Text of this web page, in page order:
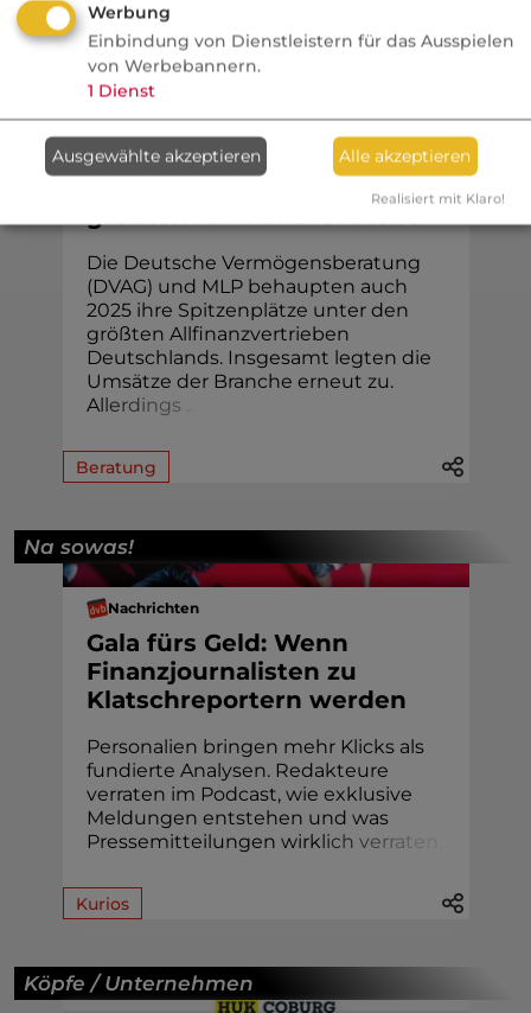
Vertrieb
Versicherungsbote
DVAG und MLP bleiben die
Die Deutsche Vermögensberatung
(DVAG) und MLP behaupten auch
2025 ihre Spitzenplätze unter den
größten Allfinanzvertrieben
Deutschlands. Insgesamt legten die
Umsätze der Branche erneut zu.
Allerdings
Beratung
Na sowas!
Nachrichten
Gala fürs Geld: Wenn
Finanzjournalisten zu
Klatschreportern werden
Personalien bringen mehr Klicks als
fundierte Analysen. Redakteure
verraten im Podcast, wie exklusive
Meldungen entstehen und was
Pressemitteilungen wirklich verrat e
Kurios
Köpfe / Unternehmen
Werbung
Einbindung von Dienstleistern für das Ausspielen
von Werbebannern.
1 Dienst
Ausgewählte akzeptieren Alle akzeptieren
Realisiert mit Klaro!